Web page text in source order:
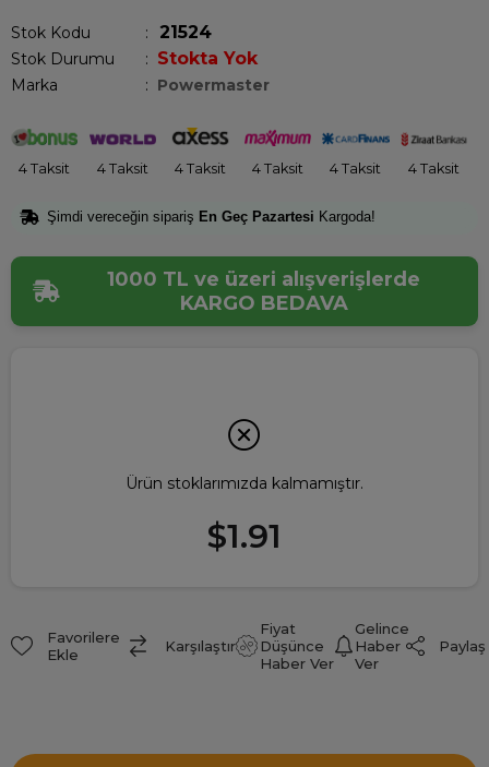
Stok Kodu 21524
Stok Durumu : Stokta Yok
Marka : Powermaster
4 Taksit 4 Taksit 4 Taksit 4 Taksit 4 Taksit 4 Taksit
Şimdi vereceğin sipariş En Geç Pazartesi Kargoda!
1000 TL ve üzeri alışverişlerde
KARGO BEDAVA
Ürün stoklarımızda kalmamıştır.
$1.91
Favorilere
Ekle
Karşılaştır
Fiyat
Düşünce
Haber Ver
Gelince
Haber
Ver
Paylaş